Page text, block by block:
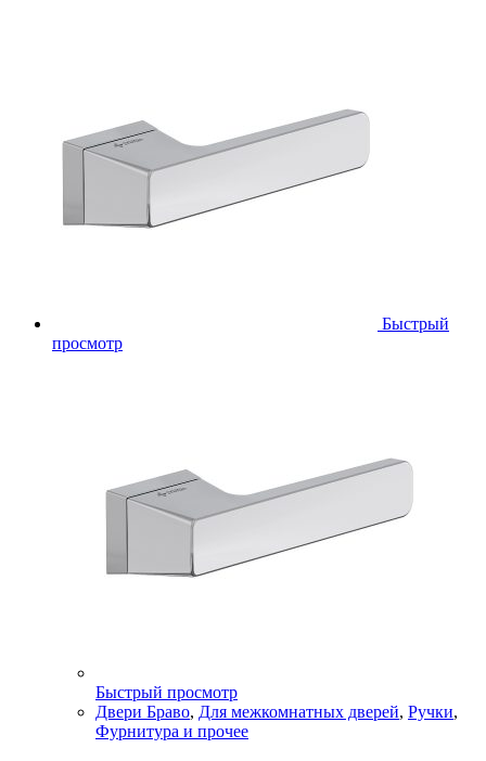
Быстрый
просмотр
Быстрый просмотр
Двери Браво, Для межкомнатных дверей, Ручки,
Фурнитура и прочее